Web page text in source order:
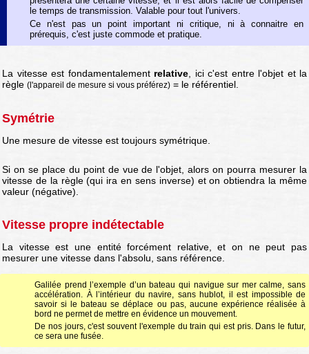
le temps de transmission. Valable pour tout l'univers.
Ce n'est pas un point important ni critique, ni à connaitre en
prérequis, c'est juste commode et pratique.
La vitesse est fondamentalement relative , ici c'est entre l'objet et la
règle (l'appareil de mesure si vous préférez) = le référentiel.
Symétrie
Une mesure de vitesse est toujours symétrique.
Si on se place du point de vue de l'objet, alors on pourra mesurer la
vitesse de la règle (qui ira en sens inverse) et on obtiendra la même
valeur (négative).
Vitesse propre indétectable
La vitesse est une entité forcément relative, et on ne peut pas
mesurer une vitesse dans l'absolu, sans référence.
Galilée prend l’exemple d’un bateau qui navigue sur mer calme, sans
accélération. À l’intérieur du navire, sans hublot, il est impossible de
savoir si le bateau se déplace ou pas, aucune expérience réalisée à
bord ne permet de mettre en évidence un mouvement.
De nos jours, c'est souvent l'exemple du train qui est pris. Dans le futur,
ce sera une fusée.